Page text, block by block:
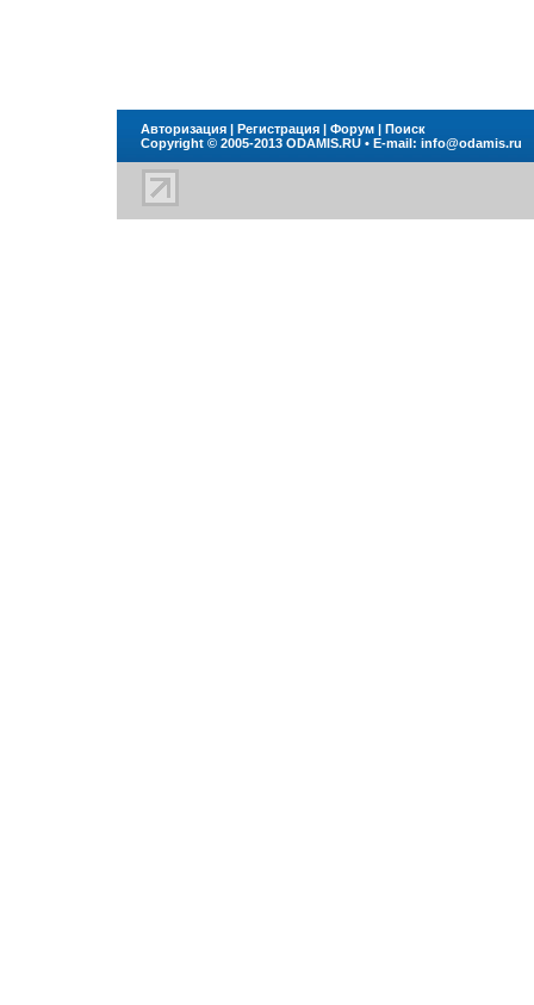
Авторизация | Регистрация | Форум | Поиск
Copyright © 2005-2013 ODAMIS.RU • E-mail: info@odamis.ru